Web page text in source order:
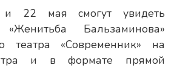
22 мая смогут увидеть
«Женитьба Бальзаминова»
театра «Современник» на
и в формате прямой